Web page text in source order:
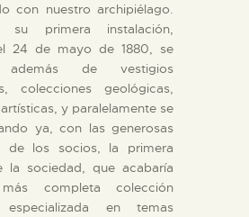
con nuestro archipiélago.
su primera instalación,
24 de mayo de 1880, se
además de vestigios
colecciones geológicas,
y paralelamente se
ya, con las generosas
de los socios, la primera
la sociedad, que acabaría
completa colección
especializada en temas